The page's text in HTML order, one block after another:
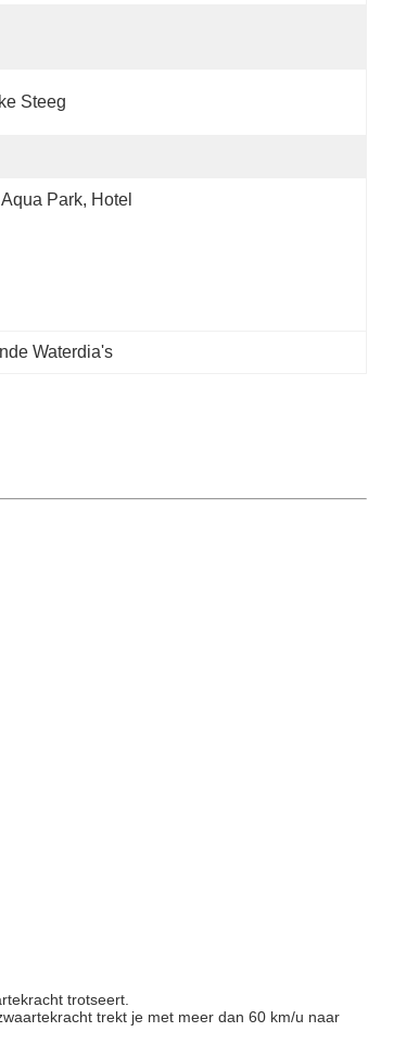
Steeg
Park, Hotel
Waterdia's
trotseert.
trekt je met meer dan 60 km/u naar